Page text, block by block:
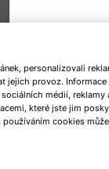
personalizovali
jejich provoz.
médií,
které jste jim
cookies